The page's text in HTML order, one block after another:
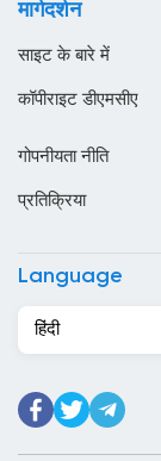
कांगो
किर्गिज़स्तान
केप वर्ड
मार्गदर्शन
साइट के बारे में
कॉपीराइट डीएमसीए
गोपनीयता नीति
प्रतिक्रिया
Language
हिंदी